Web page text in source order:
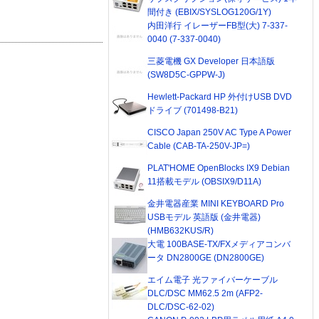
間付き (EBIX/SYSLOG120G/1Y)
内田洋行 イレーザーFB型(大) 7-337-
0040 (7-337-0040)
三菱電機 GX Developer 日本語版
(SW8D5C-GPPW-J)
Hewlett-Packard HP 外付けUSB DVD
ドライブ (701498-B21)
CISCO Japan 250V AC Type A Power
Cable (CAB-TA-250V-JP=)
PLAT'HOME OpenBlocks IX9 Debian
11搭載モデル (OBSIX9/D11A)
金井電器産業 MINI KEYBOARD Pro
USBモデル 英語版 (金井電器)
(HMB632KUS/R)
大電 100BASE-TX/FXメディアコンバ
ータ DN2800GE (DN2800GE)
エイム電子 光ファイバーケーブル
DLC/DSC MM62.5 2m (AFP2-
DLC/DSC-62-02)